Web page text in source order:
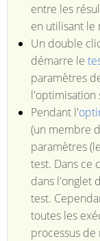
entre les
en utilisant le
Un double
démarre le
paramètres
l'optimisation
Pendant l'
(un membre
paramètres
test. Dans ce
dans l'onglet
test.
toutes les
processus